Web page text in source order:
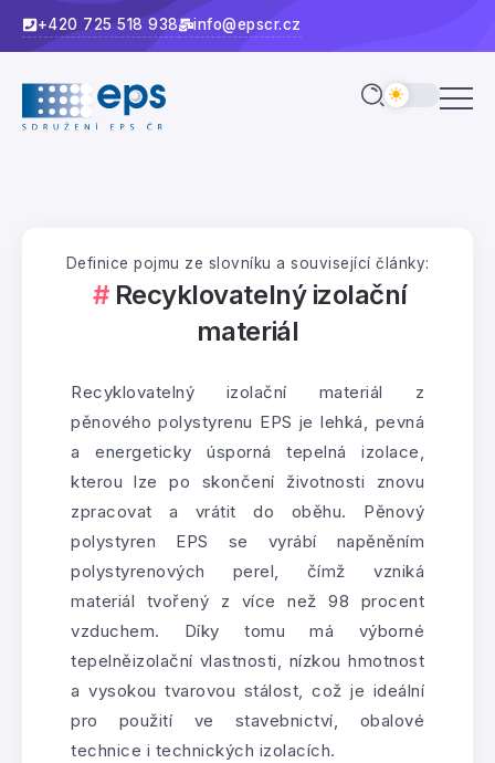
+420 725 518 938 info@epscr.cz
Definice pojmu ze slovníku a související články:
Recyklovatelný izolační
materiál
Recyklovatelný izolační materiál z
pěnového polystyrenu EPS je lehká, pevná
a energeticky úsporná tepelná izolace,
kterou lze po skončení životnosti znovu
zpracovat a vrátit do oběhu. Pěnový
polystyren EPS se vyrábí napěněním
polystyrenových perel, čímž vzniká
materiál tvořený z více než 98 procent
vzduchem. Díky tomu má výborné
tepelněizolační vlastnosti, nízkou hmotnost
a vysokou tvarovou stálost, což je ideální
pro použití ve stavebnictví, obalové
technice i technických izolacích.